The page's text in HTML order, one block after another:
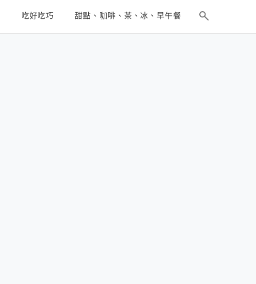
吃好吃巧 甜點、咖啡、茶、冰、早午餐